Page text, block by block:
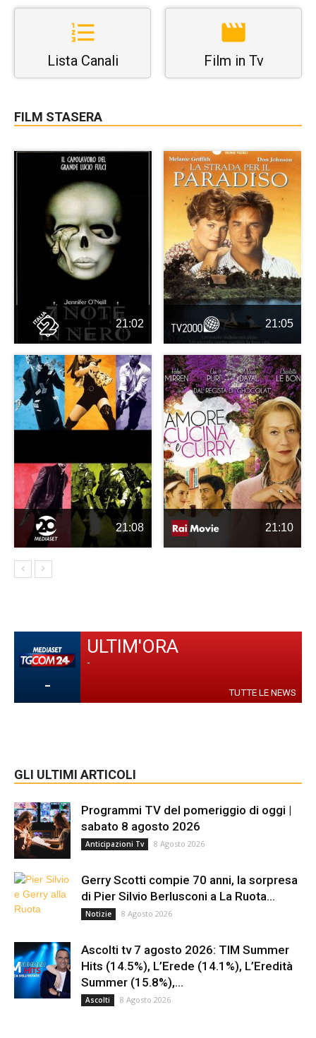
Lista Canali Film in Tv
FILM STASERA
21:02 21:05
21:08 21:10
-
ULTIM'ORA
-
TUTTE LE NEWS
GLI ULTIMI ARTICOLI
Programmi TV del pomeriggio di oggi |
sabato 8 agosto 2026
Anticipazioni Tv 8 Agosto 2026
Gerry Scotti compie 70 anni, la sorpresa
di Pier Silvio Berlusconi a La Ruota...
Notizie 8 Agosto 2026
Ascolti tv 7 agosto 2026: TIM Summer
Hits (14.5%), L’Erede (14.1%), L’Eredità
Summer (15.8%),...
Ascolti 8 Agosto 2026